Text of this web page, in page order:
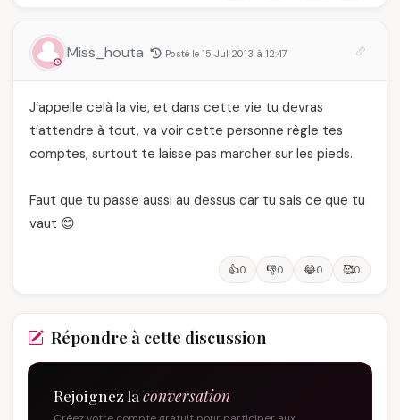
Miss_houta Posté le 15 Jul 2013 à 12:47
J’appelle celà la vie, et dans cette vie tu devras
t’attendre à tout, va voir cette personne règle tes
comptes, surtout te laisse pas marcher sur les pieds.
Faut que tu passe aussi au dessus car tu sais ce que tu
vaut 😊
👍0 👎0 😂0 🥰0
Répondre à cette discussion
Rejoignez la conversation